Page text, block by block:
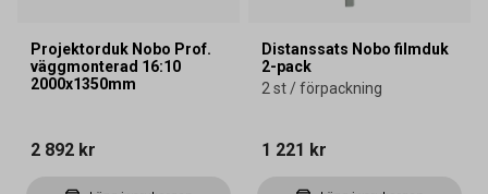
Projektorduk Nobo Prof.
väggmonterad 16:10
2000x1350mm
2 892 kr
Distanssats Nobo filmduk
2-pack
2 st / förpackning
1 221 kr